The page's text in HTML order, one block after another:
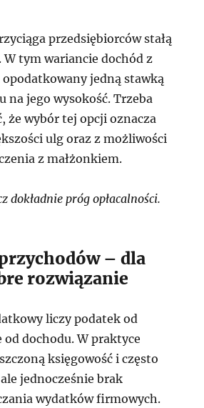
przedsiębiorców stałą
tym wariancie dochód z
opodatkowany jedną stawką
na jego wysokość. Trzeba
że wybór tej opcji oznacza
ulg oraz z możliwości
z małżonkiem.
dokładnie próg opłacalności.
– dla
rozwiązanie
liczy podatek od
od dochodu. W praktyce
księgowość i często
jednocześnie brak
wydatków firmowych.